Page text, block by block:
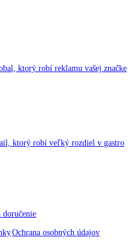
ktorý robí reklamu vašej značke
ktorý robí veľký rozdiel v gastro
doručenie
Ochrana osobných údajov